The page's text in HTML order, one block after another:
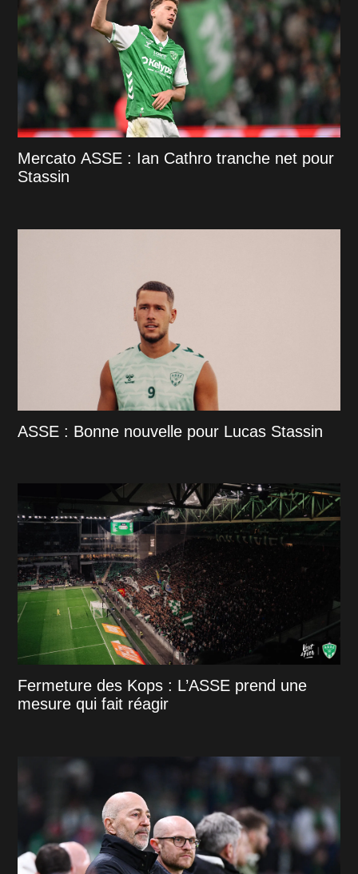
Mercato ASSE : Ian Cathro tranche net pour
Stassin
ASSE : Bonne nouvelle pour Lucas Stassin
Fermeture des Kops : L’ASSE prend une
mesure qui fait réagir